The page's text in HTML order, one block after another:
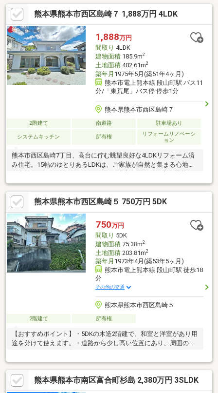
です♪延床面積150㎡以上！！市街地ならではの都市型間取りです
♪～市街地へアクセス良好～オシャレな飲食店が建ち並ぶ新町エリ
ア、成長目覚ましい熊本駅エリア、下通方面へもアクセス良好で
す！休日のお出かけが楽しみなる立地です♪～事前ご予約お願いい
たします～所有者様居住中のため、ご内覧の際は事前にご予約く
ださい。
熊本県熊本市西区島崎７ 1,888万円 4LDK
1,888万円
間取り 4LDK
建物面積185.9m2
土地面積402.61m2
築年月 1975年5月(築51年4ヶ月)
熊本市電上熊本線 段山町駅 バス11
分/「東荒尾」バス停 停歩1分
熊本県熊本市西区島崎７
2階建て 南道路 駐車場あり
システムキッチン 所有権
リフォームリノベーシ
ョン
熊本市西区島崎7丁目、高台に佇む眺望良好な4LDKリフォーム済
み住宅。15帖のゆとりあるLDKは、ご家族が自然と集まる心地よ
い空間です。2026年4月にキッチン・浴室・トイレ・床・外装を
リフォーム済みで、気持ちよく新生活をスタートできます。ウォ
ークインクローゼットや納戸、外部物入など収納も充実し、住ま
いをすっきり保てるのも魅力。最寄りのバス停まで徒歩1分の利便
性を備えながら、豊かな緑に囲まれた穏やかな住環境で、快適な
毎日をお過ごしいただけます。
熊本県熊本市西区島崎５ 750万円 5DK
750万円
間取り 5DK
建物面積75.38m2
土地面積203.81m2
築年月 1973年4月(築53年5ヶ月)
熊本市電上熊本線 段山町駅 徒歩18
分
その他の交通
熊本県熊本市西区島崎５
2階建て 所有権
【おすすめポイント】・5DKの木造2階建で、和室と洋室があり用
途を分けて使えます。・道路から少し高い位置にあり、周囲の視
チンがあり、配膳しやすい動線です。・勝手口があり、荷物の出
し入れや家事動線にも活用できます。・浴室とトイレに窓があ
り、換気しながら使用できます。・縁側があり、外の空気を感じ
ながらゆったり過ごせます。・石神山公園まで約350m（徒歩5
熊本県熊本市南区富合町杉島 2,380万円 3SLDK